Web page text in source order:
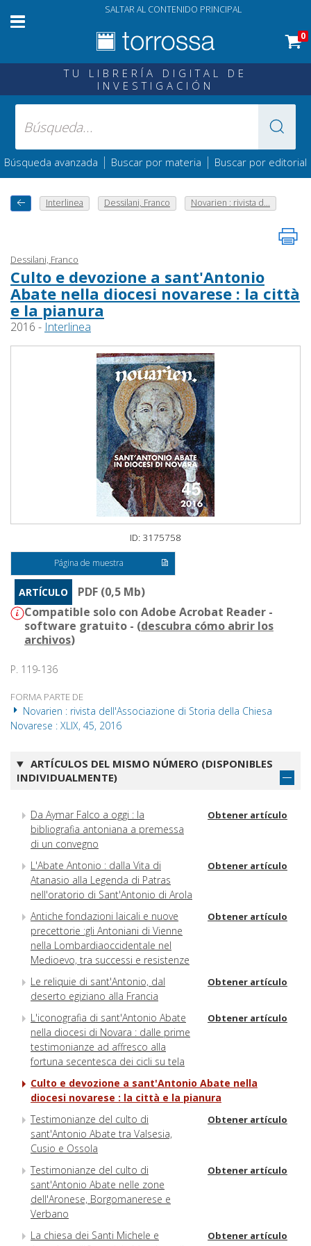
SALTAR AL CONTENIDO PRINCIPAL
0
TU LIBRERÍA DIGITAL DE
INVESTIGACIÓN
Búsqueda avanzada | Buscar por materia | Buscar por editorial
Interlinea Dessilani, Franco Novarien : rivista d...
Dessilani, Franco
Culto e devozione a sant'Antonio
Abate nella diocesi novarese : la città
e la pianura
2016 - Interlinea
ID: 3175758
Página de muestra
ARTÍCULO
PDF (0,5 Mb)
Compatible solo con Adobe Acrobat Reader -
software gratuito - (descubra cómo abrir los
archivos)
P. 119-136
FORMA PARTE DE
Novarien : rivista dell'Associazione di Storia della Chiesa
Novarese : XLIX, 45, 2016
ARTÍCULOS DEL MISMO NÚMERO (DISPONIBLES
INDIVIDUALMENTE)
Da Aymar Falco a oggi : la
bibliografia antoniana a premessa
di un convegno
Obtener artículo
L'Abate Antonio : dalla Vita di
Atanasio alla Legenda di Patras
nell'oratorio di Sant'Antonio di Arola
Obtener artículo
Antiche fondazioni laicali e nuove
precettorie :gli Antoniani di Vienne
nella Lombardiaoccidentale nel
Medioevo, tra successi e resistenze
Obtener artículo
Le reliquie di sant'Antonio, dal
deserto egiziano alla Francia
Obtener artículo
L'iconografia di sant'Antonio Abate
nella diocesi di Novara : dalle prime
testimonianze ad affresco alla
fortuna secentesca dei cicli su tela
Obtener artículo
Culto e devozione a sant'Antonio Abate nella
diocesi novarese : la città e la pianura
Testimonianze del culto di
sant'Antonio Abate tra Valsesia,
Cusio e Ossola
Obtener artículo
Testimonianze del culto di
sant'Antonio Abate nelle zone
dell'Aronese, Borgomanerese e
Verbano
Obtener artículo
La chiesa dei Santi Michele e
Obtener artículo